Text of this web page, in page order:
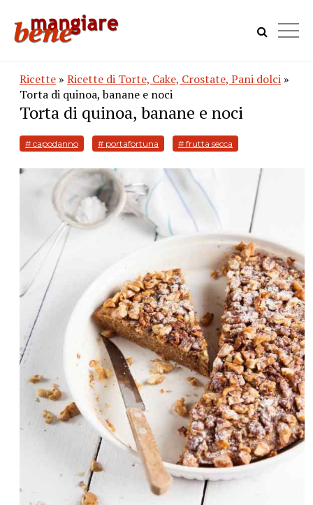
Ricette » Ricette di Torte, Cake, Crostate, Pani dolci »
Torta di quinoa, banane e noci
Torta di quinoa, banane e noci
# capodanno # portafortuna # frutta secca